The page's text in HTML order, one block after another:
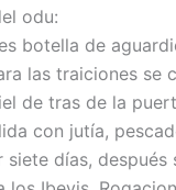
odu:
botella de
las traiciones se
de tras de la
con jutía,
siete días,